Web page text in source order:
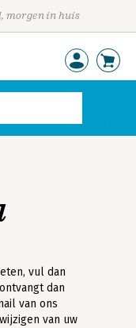
morgen in huis
vul dan
dan
van ons
van uw